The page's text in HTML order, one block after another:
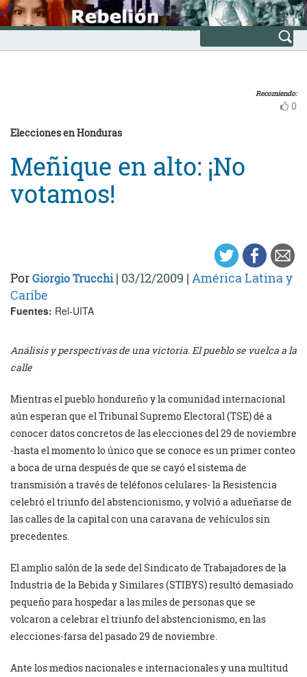
Skip
to
content
INICIO
Avanzada
Recomiendo:
0
Elecciones en Honduras
Meñique en alto: ¡No
votamos!
PorGiorgio Trucchi| 03/12/2009 | América Latina y
Caribe
Fuentes: Rel-UITA
Análisis y perspectivas de una victoria. El pueblo se vuelca a la
calle
Mientras el pueblo hondureño y la comunidad internacional
aún esperan que el Tribunal Supremo Electoral (TSE) dé a
conocer datos concretos de las elecciones del 29 de noviembre
-hasta el momento lo único que se conoce es un primer conteo
a boca de urna después de que se cayó el sistema de
transmisión a través de teléfonos celulares- la Resistencia
celebró el triunfo del abstencionismo, y volvió a adueñarse de
las calles de la capital con una caravana de vehículos sin
precedentes.
El amplio salón de la sede del Sindicato de Trabajadores de la
Industria de la Bebida y Similares (STIBYS) resultó demasiado
pequeño para hospedar a las miles de personas que se
volcaron a celebrar el triunfo del abstencionismo, en las
elecciones-farsa del pasado 29 de noviembre.
Ante los medios nacionales e internacionales y una multitud